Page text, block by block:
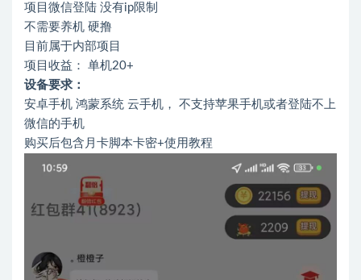
项目微信登陆 没有ip限制
不需要养机 硬撸
目前属于内部项目
项目收益： 单机20+
设备要求：
安卓手机 鸿蒙系统 云手机， 不支持苹果手机或者登陆不上
微信的手机
购买后包含月卡脚本卡密+使用教程